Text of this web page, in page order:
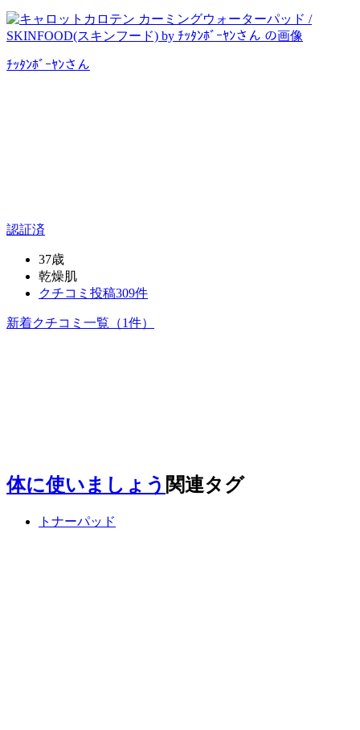
ﾁｯﾀﾝﾎﾞｰﾔﾝさん
認証済
37歳
乾燥肌
クチコミ投稿309件
新着クチコミ一覧 （1件）
体に使いましょう 関連タグ
トナーパッド